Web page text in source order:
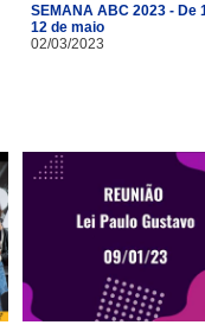
SEMANA ABC 2023 - De
12 de maio
02/03/2023